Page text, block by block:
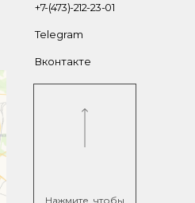
+7-(473)-212-23-01
Telegram
Вконтакте
Нажмите, чтобы